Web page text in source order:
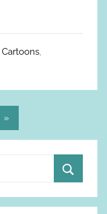
Cartoons,
Volgende
»
o